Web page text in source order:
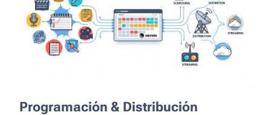
Programación & Distribución